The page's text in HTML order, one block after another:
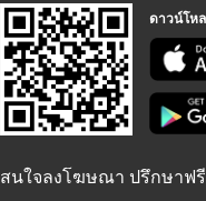
ดาวน์โห
สนใจลงโฆษณา ปรึกษาฟรี